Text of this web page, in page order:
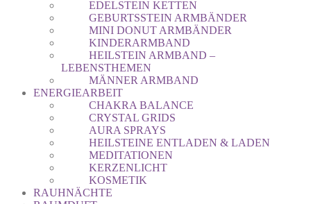
EDELSTEIN KETTEN
GEBURTSSTEIN ARMBÄNDER
MINI DONUT ARMBÄNDER
KINDERARMBAND
HEILSTEIN ARMBAND –
LEBENSTHEMEN
MÄNNER ARMBAND
ENERGIEARBEIT
CHAKRA BALANCE
CRYSTAL GRIDS
AURA SPRAYS
HEILSTEINE ENTLADEN & LADEN
MEDITATIONEN
KERZENLICHT
KOSMETIK
RAUHNÄCHTE